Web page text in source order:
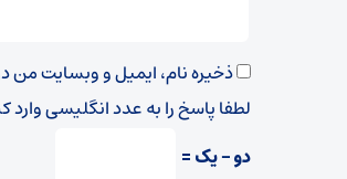
ذخیره نام، ایمیل و وبسایت من
لطفا پاسخ را به عدد انگلیسی وارد
دو − یک =